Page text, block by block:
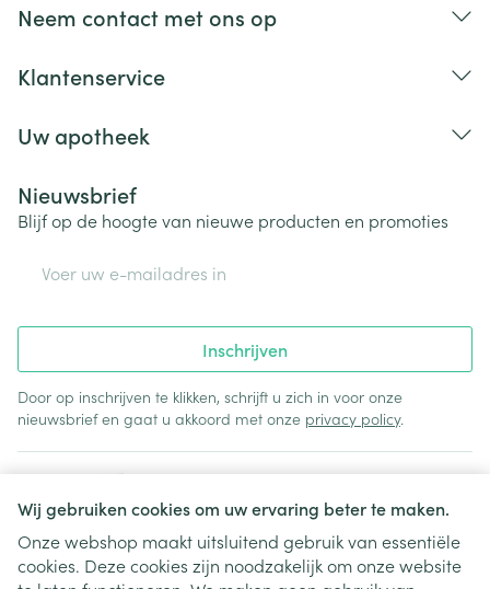
Wij gebruiken cookies om uw ervaring beter te maken.
Onze webshop maakt uitsluitend gebruik van essentiële
cookies. Deze cookies zijn noodzakelijk om onze website
Neem contact met ons op
Klantenservice
Uw apotheek
Nieuwsbrief
Blijf op de hoogte van nieuwe producten en promoties
Inschrijven
Door op inschrijven te klikken, schrijft u zich in voor onze
nieuwsbrief en gaat u akkoord met onze privacy policy.